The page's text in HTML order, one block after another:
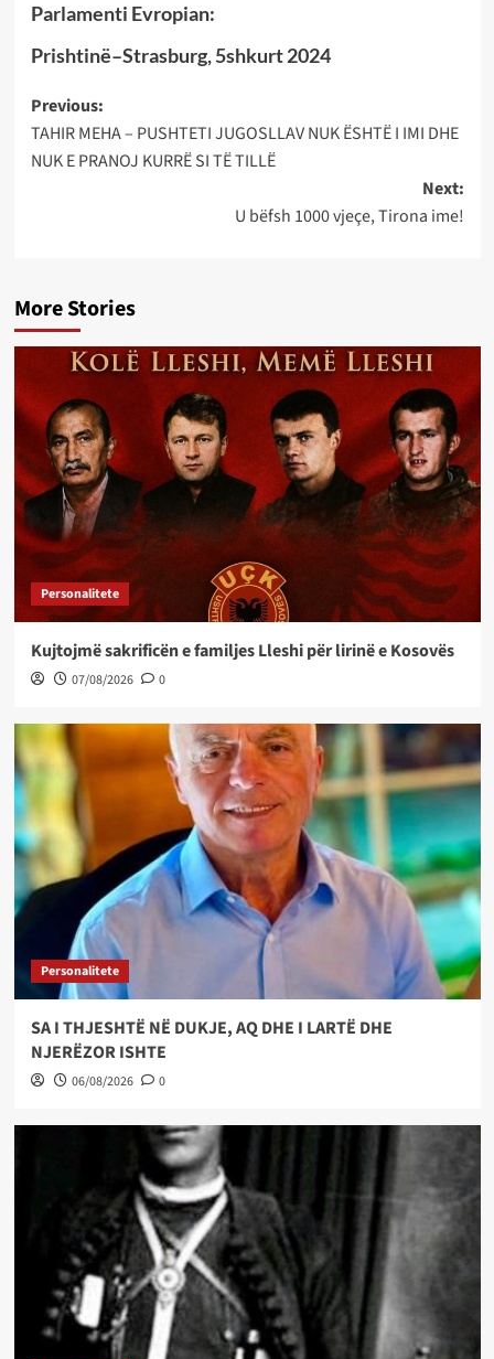
Parlamenti Evropian:
Prishtinë–Strasburg, 5shkurt 2024
Post
navigation
Previous:
TAHIR MEHA – PUSHTETI JUGOSLLAV NUK ËSHTË I IMI DHE
NUK E PRANOJ KURRË SI TË TILLË
Next:
U bëfsh 1000 vjeçe, Tirona ime!
More Stories
Personalitete
Kujtojmë sakrificën e familjes Lleshi për lirinë e Kosovës
07/08/2026 0
Personalitete
SA I THJESHTË NË DUKJE, AQ DHE I LARTË DHE
NJERËZOR ISHTE
06/08/2026 0